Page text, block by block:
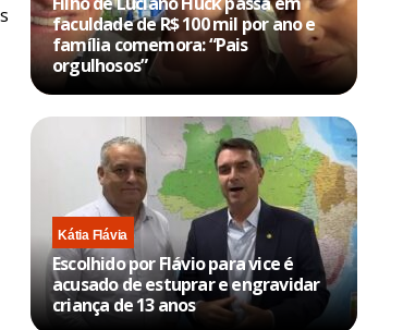
faculdade de R$ 100 mil por ano e
família comemora: “Pais
orgulhosos”
Kátia Flávia
Escolhido por Flávio para vice é
acusado de estuprar e engravidar
criança de 13 anos